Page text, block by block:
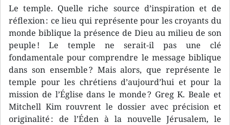
Le temple. Quelle riche source d’inspiration et de
réflexion : ce lieu qui représente pour les croyants du
monde biblique la présence de Dieu au milieu de son
peuple ! Le temple ne serait-il pas une clé
fondamentale pour comprendre le message biblique
dans son ensemble ? Mais alors, que représente le
temple pour les chrétiens d’aujourd’hui et pour la
mission de l’Église dans le monde ? Greg K. Beale et
Mitchell Kim rouvrent le dossier avec précision et
originalité : de l’Éden à la nouvelle Jérusalem, le